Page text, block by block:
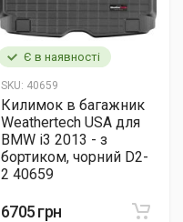
Є в наявності
SKU: 40659
Килимок в багажник
Weathertech USA для
BMW i3 2013 - з
бортиком, чорний D2-
2 40659
6705 грн